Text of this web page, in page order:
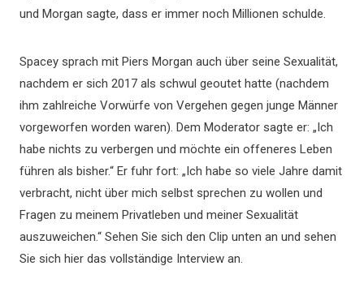
und Morgan sagte, dass er immer noch Millionen schulde.
Spacey sprach mit Piers Morgan auch über seine Sexualität,
nachdem er sich 2017 als schwul geoutet hatte (nachdem
ihm zahlreiche Vorwürfe von Vergehen gegen junge Männer
vorgeworfen worden waren). Dem Moderator sagte er: „Ich
habe nichts zu verbergen und möchte ein offeneres Leben
führen als bisher.“ Er fuhr fort: „Ich habe so viele Jahre damit
verbracht, nicht über mich selbst sprechen zu wollen und
Fragen zu meinem Privatleben und meiner Sexualität
auszuweichen.“ Sehen Sie sich den Clip unten an und sehen
Sie sich hier das vollständige Interview an.